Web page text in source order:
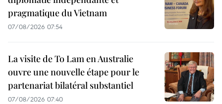
pragmatique du Vietnam
07/08/2026 07:54
La visite de To Lam en Australie
ouvre une nouvelle étape pour le
partenariat bilatéral substantiel
07/08/2026 07:40